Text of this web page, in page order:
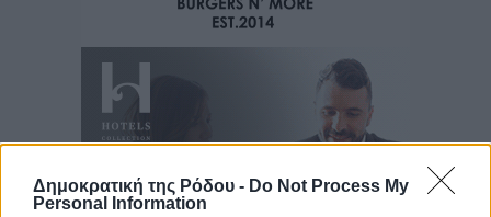
Δημοκρατική της Ρόδου - Do Not Process My
Personal Information